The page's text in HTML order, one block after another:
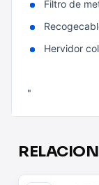
Filtro de
Hervidor
"